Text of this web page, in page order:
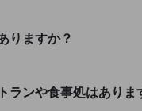
りますか？
ランや食事処はありま